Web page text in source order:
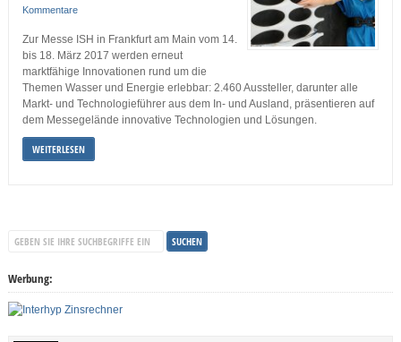
Kommentare
Zur Messe ISH in Frankfurt am Main vom 14.
bis 18. März 2017 werden erneut
marktfähige Innovationen rund um die
Themen Wasser und Energie erlebbar: 2.460 Aussteller, darunter alle
Markt- und Technologieführer aus dem In- und Ausland, präsentieren auf
dem Messegelände innovative Technologien und Lösungen.
WEITERLESEN
Werbung: